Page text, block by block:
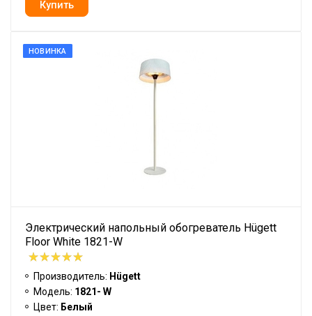
НОВИНКА
Электрический напольный обогреватель Hügett
Floor White 1821-W
Производитель: Hügett
Модель: 1821- W
Цвет: Белый